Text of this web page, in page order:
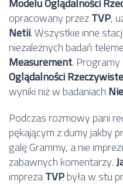
opracowany przezTVP,
Netii. Wszystkie inne
niezależnych badań
Measurement. Programy
Oglądalności
wyniki niż w badaniach
Podczas rozmowy pani
pękającym z dumy jakby
galę Grammy, a nie
zabawnych komentarzy.
imprezaTVPbyła w stu